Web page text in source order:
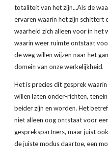
totaliteit van het zijn...Als de
ervaren waarin het zijn schittert
waarheid zich alleen voor in het
waarin weer ruimte ontstaat
de weg willen wijzen naar het
domein van onze werkelijkheid.
Het is precies dit gesprek
willen laten onder-richten,
beider zijn en worden. Het
niet alleen oog ontstaat voor
gesprekspartners, maar juist
de juiste modus daartoe, een